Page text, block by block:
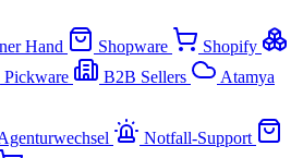
Hand
Shopware
Shopify
Pickware B2B Sellers
Atamya
Notfall-Support